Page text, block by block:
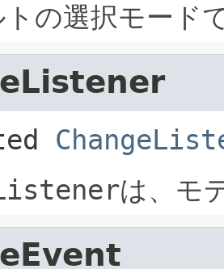
の選択モード
は、モ